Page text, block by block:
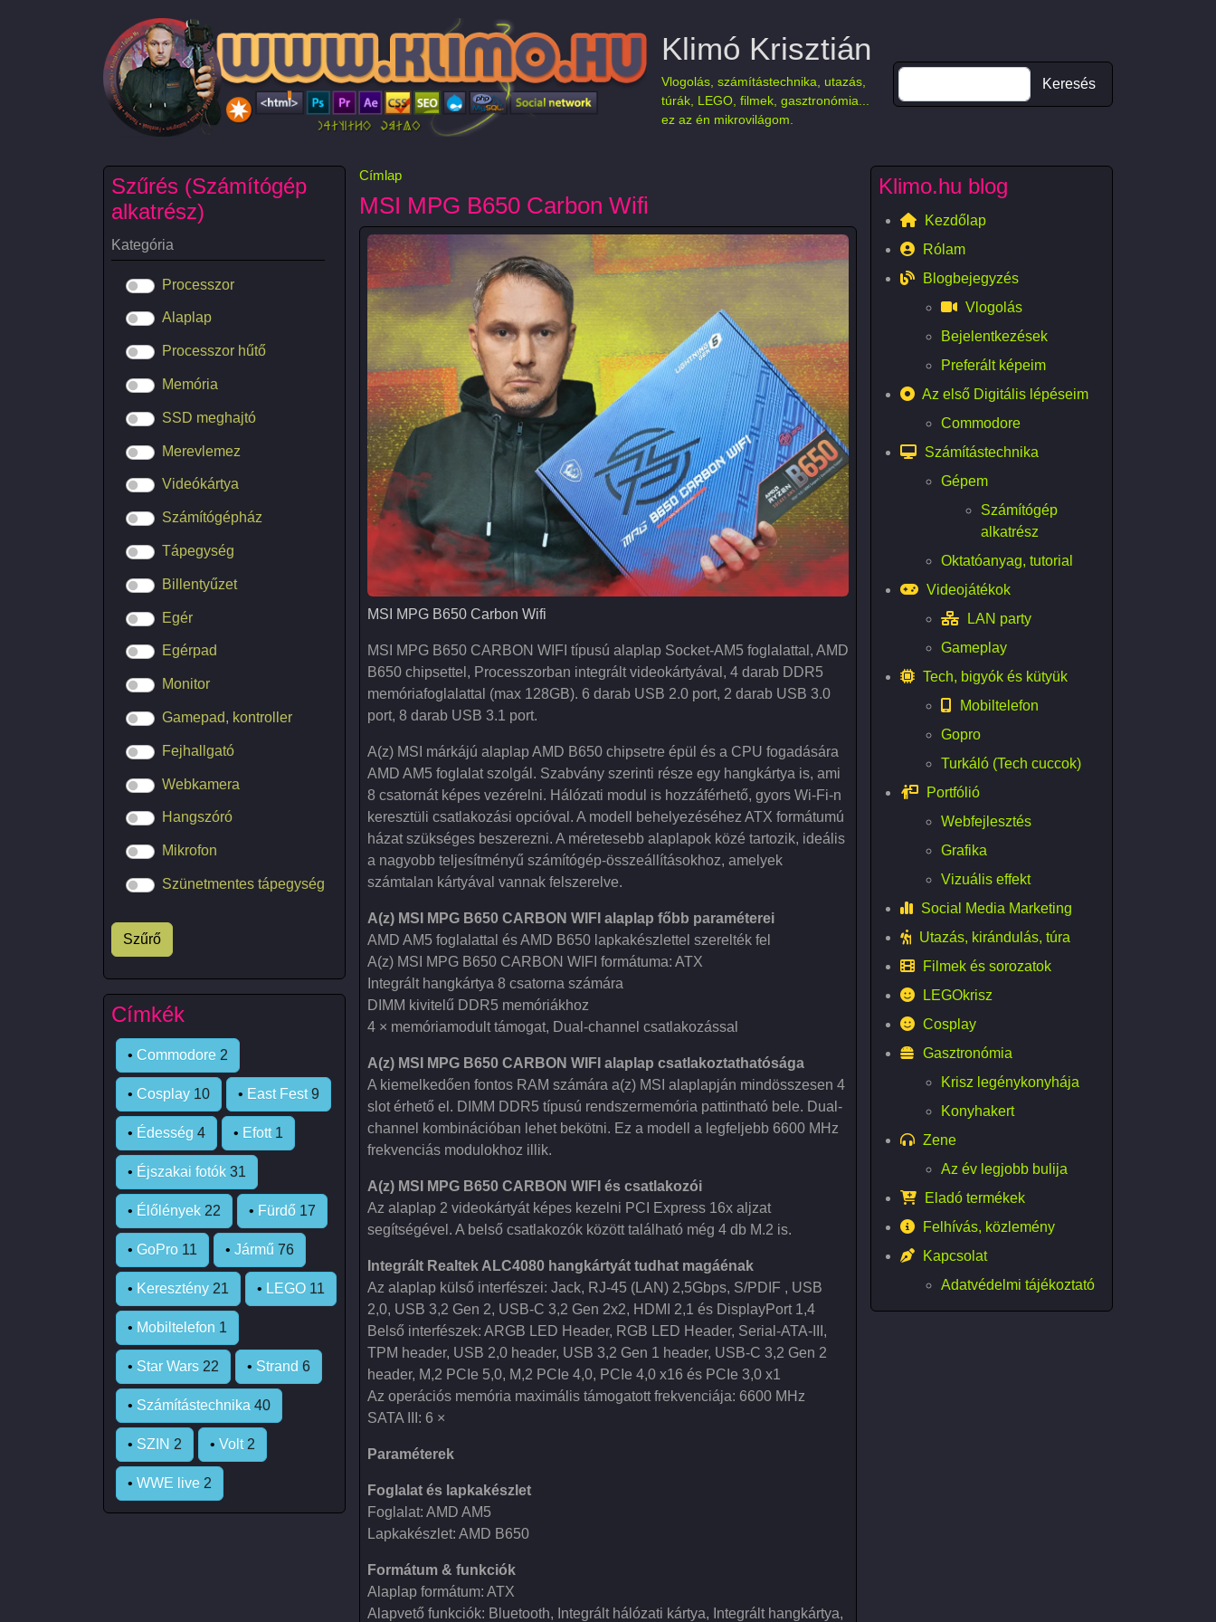
Klimó Krisztián
Vlogolás, számítástechnika, utazás,
túrák, LEGO, filmek, gasztronómia...
ez az én mikrovilágom.
Keresés
Címlap
MSI MPG B650 Carbon Wifi
MSI MPG B650 Carbon Wifi
MSI MPG B650 Carbon Wifi
MSI MPG B650 CARBON WIFI típusú alaplap Socket-AM5 foglalattal, AMD
B650 chipsettel, Processzorban integrált videokártyával, 4 darab DDR5
memóriafoglalattal (max 128GB). 6 darab USB 2.0 port, 2 darab USB 3.0
port, 8 darab USB 3.1 port.
A(z) MSI márkájú alaplap AMD B650 chipsetre épül és a CPU fogadására
AMD AM5 foglalat szolgál. Szabvány szerinti része egy hangkártya is, ami
8 csatornát képes vezérelni. Hálózati modul is hozzáférhető, gyors Wi-Fi-n
keresztüli csatlakozási opcióval. A modell behelyezéséhez ATX formátumú
házat szükséges beszerezni. A méretesebb alaplapok közé tartozik, ideális
a nagyobb teljesítményű számítógép-összeállításokhoz, amelyek
számtalan kártyával vannak felszerelve.
A(z) MSI MPG B650 CARBON WIFI alaplap főbb paraméterei
AMD AM5 foglalattal és AMD B650 lapkakészlettel szerelték fel
A(z) MSI MPG B650 CARBON WIFI formátuma: ATX
Integrált hangkártya 8 csatorna számára
DIMM kivitelű DDR5 memóriákhoz
4 × memóriamodult támogat, Dual-channel csatlakozással
A(z) MSI MPG B650 CARBON WIFI alaplap csatlakoztathatósága
A kiemelkedően fontos RAM számára a(z) MSI alaplapján mindösszesen 4
slot érhető el. DIMM DDR5 típusú rendszermemória pattintható bele. Dual-
channel kombinációban lehet bekötni. Ez a modell a legfeljebb 6600 MHz
frekvenciás modulokhoz illik.
A(z) MSI MPG B650 CARBON WIFI és csatlakozói
Az alaplap 2 videokártyát képes kezelni PCI Express 16x aljzat
segítségével. A belső csatlakozók között található még 4 db M.2 is.
Integrált Realtek ALC4080 hangkártyát tudhat magáénak
Az alaplap külső interfészei: Jack, RJ-45 (LAN) 2,5Gbps, S/PDIF , USB
2,0, USB 3,2 Gen 2, USB-C 3,2 Gen 2x2, HDMI 2,1 és DisplayPort 1,4
Belső interfészek: ARGB LED Header, RGB LED Header, Serial-ATA-III,
TPM header, USB 2,0 header, USB 3,2 Gen 1 header, USB-C 3,2 Gen 2
header, M,2 PCIe 5,0, M,2 PCIe 4,0, PCIe 4,0 x16 és PCIe 3,0 x1
Az operációs memória maximális támogatott frekvenciája: 6600 MHz
SATA III: 6 ×
Paraméterek
Foglalat és lapkakészlet
Foglalat: AMD AM5
Lapkakészlet: AMD B650
Formátum & funkciók
Alaplap formátum: ATX
Alapvető funkciók: Bluetooth, Integrált hálózati kártya, Integrált hangkártya,
Szűrés (Számítógép
alkatrész)
Kategória
Processzor
Alaplap
Processzor hűtő
Memória
SSD meghajtó
Merevlemez
Videókártya
Számítógépház
Tápegység
Billentyűzet
Egér
Egérpad
Monitor
Gamepad, kontroller
Fejhallgató
Webkamera
Hangszóró
Mikrofon
Szünetmentes tápegység
Címkék
• Commodore 2
• Cosplay 10 • East Fest 9
• Édesség 4 • Efott 1
• Éjszakai fotók 31
• Élőlények 22 • Fürdő 17
• GoPro 11 • Jármű 76
• Keresztény 21 • LEGO 11
• Mobiltelefon 1
• Star Wars 22 • Strand 6
• Számítástechnika 40
• SZIN 2 • Volt 2
• WWE live 2
Klimo.hu blog
Kezdőlap
Rólam
Blogbejegyzés
Vlogolás
Bejelentkezések
Preferált képeim
Az első Digitális lépéseim
Commodore
Számítástechnika
Gépem
Számítógép
alkatrész
Oktatóanyag, tutorial
Videojátékok
LAN party
Gameplay
Tech, bigyók és kütyük
Mobiltelefon
Gopro
Turkáló (Tech cuccok)
Portfólió
Webfejlesztés
Grafika
Vizuális effekt
Social Media Marketing
Utazás, kirándulás, túra
Filmek és sorozatok
LEGOkrisz
Cosplay
Gasztronómia
Krisz legénykonyhája
Konyhakert
Zene
Az év legjobb bulija
Eladó termékek
Felhívás, közlemény
Kapcsolat
Adatvédelmi tájékoztató